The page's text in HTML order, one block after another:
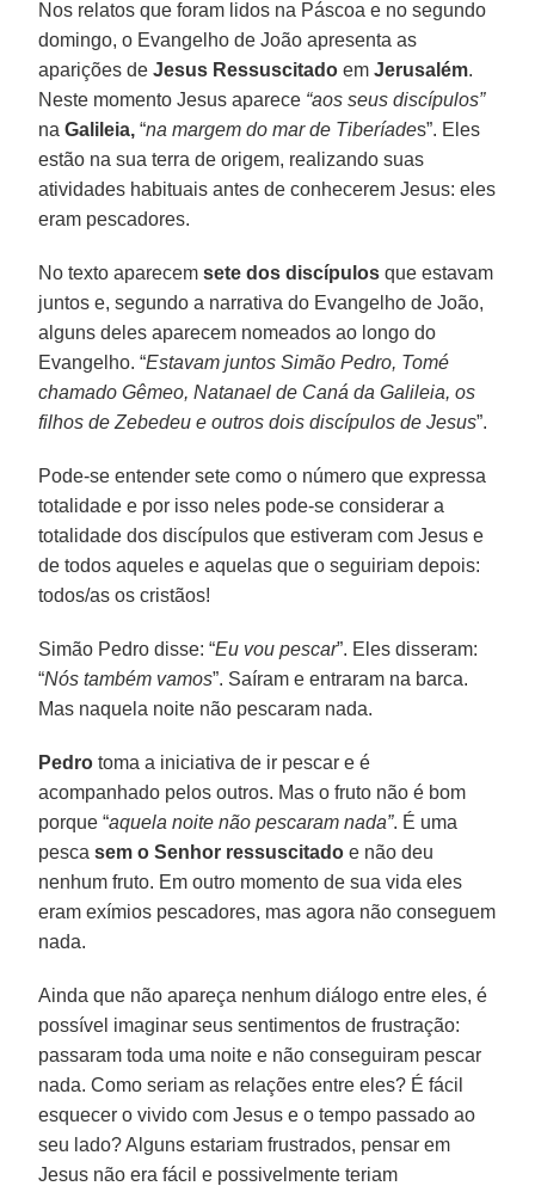
Nos relatos que foram lidos na Páscoa e no segundo
domingo, o Evangelho de João apresenta as
aparições deJesus Ressuscitado em Jerusalém.
Neste momento Jesus aparece “aos seus discípulos”
naGalileia, “na margem do mar de Tiberíades”. Eles
estão na sua terra de origem, realizando suas
atividades habituais antes de conhecerem Jesus: eles
eram pescadores.
No texto aparecemsete dos discípulos que estavam
juntos e, segundo a narrativa do Evangelho de João,
alguns deles aparecem nomeados ao longo do
Evangelho. “Estavam juntos Simão Pedro, Tomé
chamado Gêmeo, Natanael de Caná da Galileia, os
filhos de Zebedeu e outros dois discípulos de Jesus”.
Pode-se entender sete como o número que expressa
totalidade e por isso neles pode-se considerar a
totalidade dos discípulos que estiveram com Jesus e
de todos aqueles e aquelas que o seguiriam depois:
todos/as os cristãos!
Simão Pedro disse: “Eu vou pescar”. Eles disseram:
“Nós também vamos”. Saíram e entraram na barca.
Mas naquela noite não pescaram nada.
Pedro toma a iniciativa de ir pescar e é
acompanhado pelos outros. Mas o fruto não é bom
porque “aquela noite não pescaram nada”. É uma
pescasem o Senhor ressuscitado e não deu
nenhum fruto. Em outro momento de sua vida eles
eram exímios pescadores, mas agora não conseguem
nada.
Ainda que não apareça nenhum diálogo entre eles, é
possível imaginar seus sentimentos de frustração:
passaram toda uma noite e não conseguiram pescar
nada. Como seriam as relações entre eles? É fácil
esquecer o vivido com Jesus e o tempo passado ao
seu lado? Alguns estariam frustrados, pensar em
Jesus não era fácil e possivelmente teriam